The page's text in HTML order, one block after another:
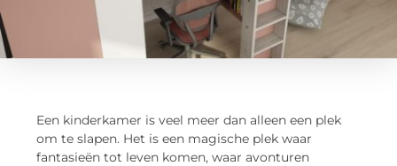
Een kinderkamer is veel meer dan alleen een plek
om te slapen. Het is een magische plek waar
fantasieën tot leven komen, waar avonturen